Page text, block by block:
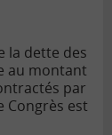
la dette des
au montant
par
Congrès est